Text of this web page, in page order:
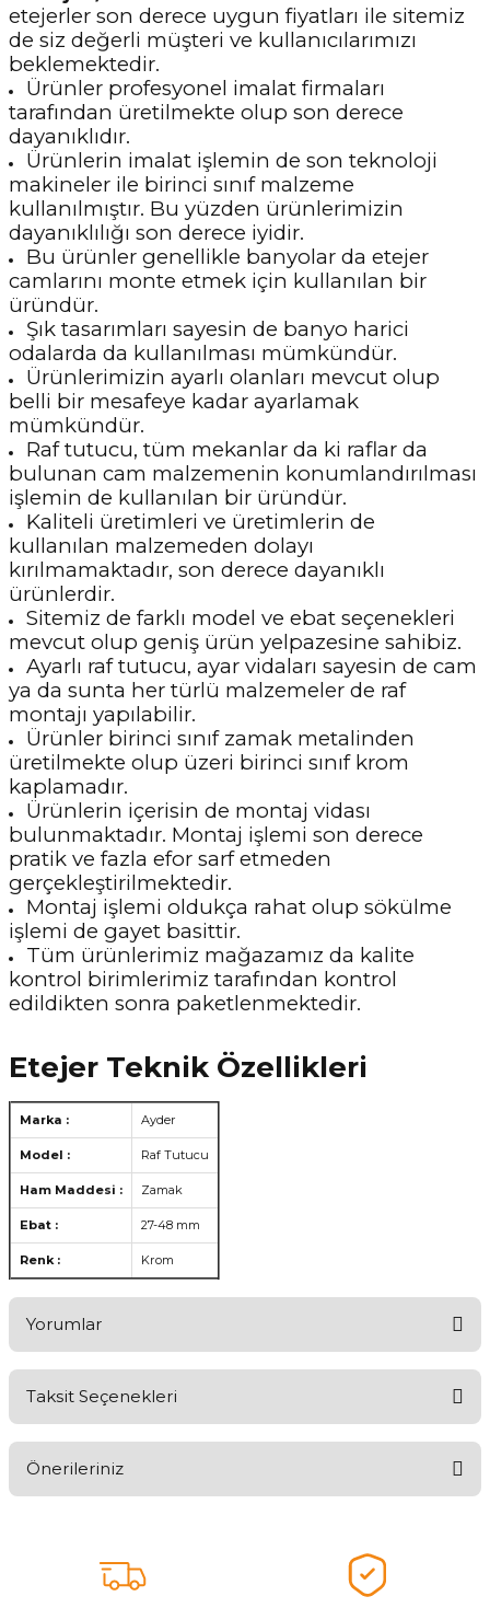
etejerler son derece uygun fiyatları ile sitemiz
de siz değerli müşteri ve kullanıcılarımızı
beklemektedir.
Ürünler profesyonel imalat firmaları
tarafından üretilmekte olup son derece
dayanıklıdır.
Ürünlerin imalat işlemin de son teknoloji
makineler ile birinci sınıf malzeme
kullanılmıştır. Bu yüzden ürünlerimizin
dayanıklılığı son derece iyidir.
Bu ürünler genellikle banyolar da etejer
camlarını monte etmek için kullanılan bir
üründür.
Şık tasarımları sayesin de banyo harici
odalarda da kullanılması mümkündür.
Ürünlerimizin ayarlı olanları mevcut olup
belli bir mesafeye kadar ayarlamak
mümkündür.
Raf tutucu, tüm mekanlar da ki raflar da
bulunan cam malzemenin konumlandırılması
işlemin de kullanılan bir üründür.
Kaliteli üretimleri ve üretimlerin de
kullanılan malzemeden dolayı
kırılmamaktadır, son derece dayanıklı
ürünlerdir.
Sitemiz de farklı model ve ebat seçenekleri
mevcut olup geniş ürün yelpazesine sahibiz.
Ayarlı raf tutucu, ayar vidaları sayesin de cam
ya da sunta her türlü malzemeler de raf
montajı yapılabilir.
Ürünler birinci sınıf zamak metalinden
üretilmekte olup üzeri birinci sınıf krom
kaplamadır.
Ürünlerin içerisin de montaj vidası
bulunmaktadır. Montaj işlemi son derece
pratik ve fazla efor sarf etmeden
gerçekleştirilmektedir.
Montaj işlemi oldukça rahat olup sökülme
işlemi de gayet basittir.
Tüm ürünlerimiz mağazamız da kalite
kontrol birimlerimiz tarafından kontrol
edildikten sonra paketlenmektedir.
Etejer Teknik Özellikleri
Marka : Ayder
Model : Raf Tutucu
Ham Maddesi : Zamak
Ebat : 27-48 mm
Renk : Krom
Yorumlar
Taksit Seçenekleri
Önerileriniz
tarafımıza iletebilirsiniz.
Görüş ve önerileriniz için teşekkür ederiz.